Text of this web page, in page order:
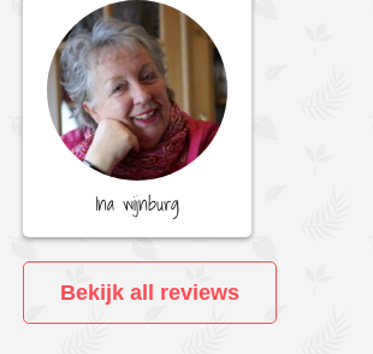
Ina wijnburg
Bekijk all reviews